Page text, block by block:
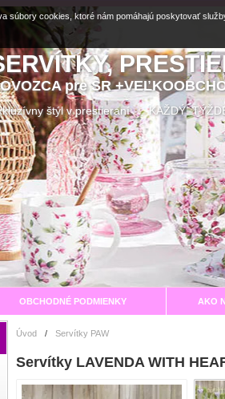
pre SR
štýl v prestieraní KAŽDÝ
OBCHODNÉ PODMIENKY AKO
Úvod / Servítky PAW
Servítky LAVENDA WITH
súbory cookies, ktoré nám pomáhajú poskytovať